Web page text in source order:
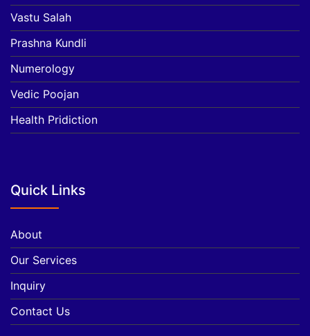
Vastu Salah
Prashna Kundli
Numerology
Vedic Poojan
Health Pridiction
Quick Links
About
Our Services
Inquiry
Contact Us